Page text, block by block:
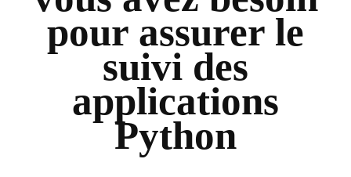
pour assurer le
suivi des
applications
Python